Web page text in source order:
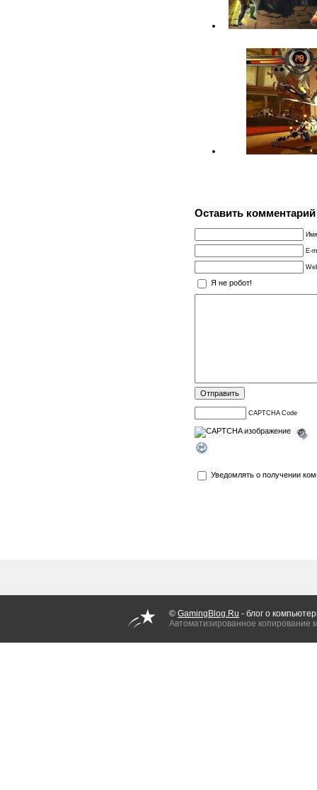
Оставить комментарий
E-
Я не робот!
CAPTCHA Code
Уведомлять о получении
© GamingBlog.Ru - блог о
Автоматизированное копирование